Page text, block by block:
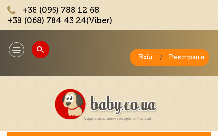
+38 (095) 788 12 68
+38 (068) 784 43 24(Viber)
Toggle
navigation
Вхід / Реєстрація